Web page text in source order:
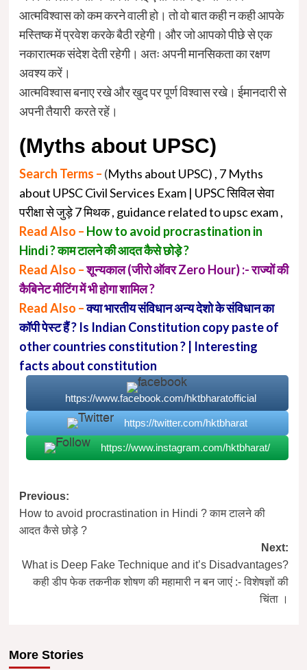
आत्मविश्वास को कम करने वाली हो। तो वो बात कही न कही आपके
मस्तिष्क में प्रवेश करके बैठी रहेगी। और जो आपको पीछे से एक
नकारात्मक संदेश देती रहेगी। अतः अपनी मानसिकता का रक्षण
अवश्य करें।
आत्मविश्वास बनाए रखे और खुद पर पूर्ण विश्वास रखे। ईमानदारी से
अपनी तैयारी करते रहें।
(Myths about UPSC)
Search Terms – (Myths about UPSC) , 7 Myths
about UPSC Civil Services Exam | UPSC सिविल सेवा
परीक्षा से जुड़े 7 मिथक , guidance related to upsc exam ,
Read Also – How to avoid procrastination in
Hindi ? काम टालने की आदत कैसे छोड़े ?
Read Also –शून्यकाल (जीरो ऑवर Zero Hour) :- राज्यों की
कैबिनेट मीटिंग में भी होगा शामिल ?
Read Also –क्या भारतीय संविधान अन्य देशो के संविधान का
कॉपी पेस्ट हैं ? Is Indian Constitution copy paste of
other countries constitution ? | Interesting
facts about constitution
https://www.facebook.com/hktbharatofficial
https://twitter.com/hktbharat
https://www.instagram.com/hktbharat/
Post
navigation
Previous:
How to avoid procrastination in Hindi ? काम टालने की
आदत कैसे छोड़े ?
Next:
What is Deep Fake Technique and it’s Disadvantages?
कही डीप फेक तकनीक शोषण की महामारी न बन जाएं :- विशेषज्ञों की
चिंता ।
More Stories